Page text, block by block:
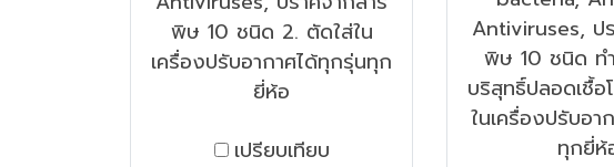
พิษ 10 ชนิด 2. ตัดใส่ใน
เครื่องปรับอากาศได้ทุกรุ่นทุก
ยี่ห้อ
เปรียบเทียบ
Antiviruses, ป
พิษ 10 ชนิด ท
บริสุทธิ์ปลอดเชื้
ในเครื่องปรับอา
ทุกยี่ห้